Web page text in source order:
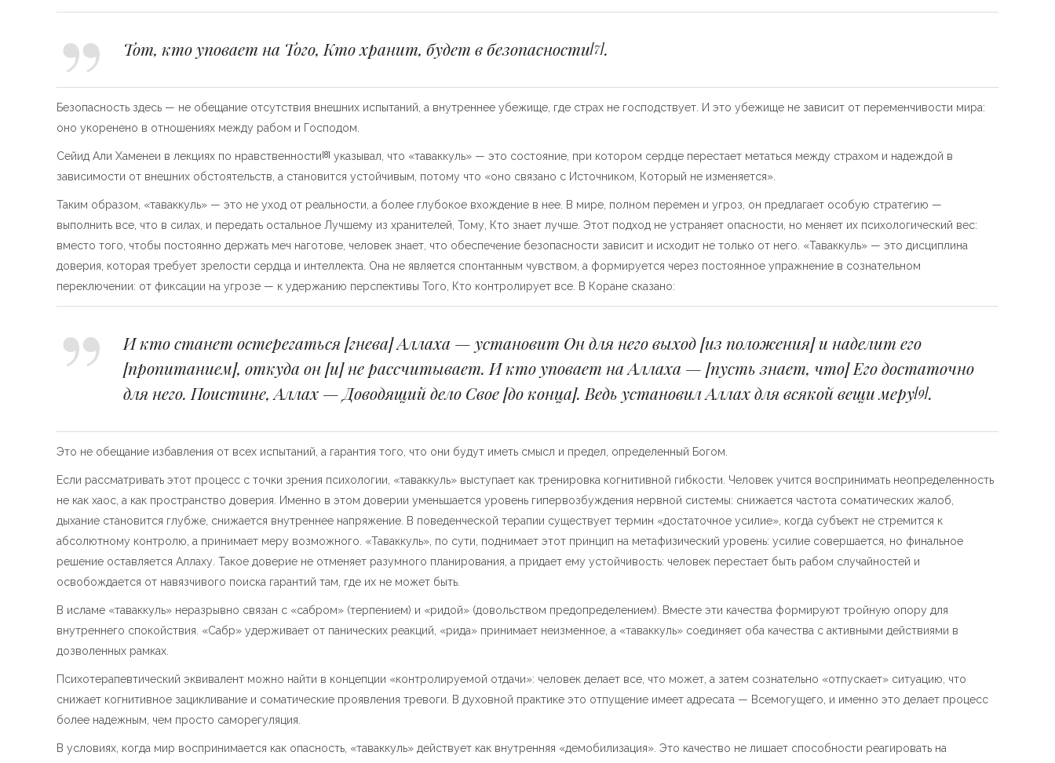
Тот, кто уповает на Того, Кто хранит, будет в безопасности[7].
Безопасность здесь — не обещание отсутствия внешних испытаний, а внутреннее убежище, где страх не господствует. И это убежище не зависит от переменчивости мира:
оно укоренено в отношениях между рабом и Господом.
Сейид Али Хаменеи в лекциях по нравственности [8] указывал, что «таваккуль» — это состояние, при котором сердце перестает метаться между страхом и надеждой в
зависимости от внешних обстоятельств, а становится устойчивым, потому что «оно связано с Источником, Который не изменяется».
Таким образом, «таваккуль» — это не уход от реальности, а более глубокое вхождение в нее. В мире, полном перемен и угроз, он предлагает особую стратегию —
выполнить все, что в силах, и передать остальное Лучшему из хранителей, Тому, Кто знает лучше. Этот подход не устраняет опасности, но меняет их психологический вес:
вместо того, чтобы постоянно держать меч наготове, человек знает, что обеспечение безопасности зависит и исходит не только от него. «Таваккуль» — это дисциплина
доверия, которая требует зрелости сердца и интеллекта. Она не является спонтанным чувством, а формируется через постоянное упражнение в сознательном
переключении: от фиксации на угрозе — к удержанию перспективы Того, Кто контролирует все. В Коране сказано:
И кто станет остерегаться [гнева] Аллаха — установит Он для него выход [из положения] и наделит его
[пропитанием], откуда он [и] не рассчитывает. И кто уповает на Аллаха — [пусть знает, что] Его достаточно
для него. Поистине, Аллах — Доводящий дело Свое [до конца]. Ведь установил Аллах для всякой вещи меру[9].
Это не обещание избавления от всех испытаний, а гарантия того, что они будут иметь смысл и предел, определенный Богом.
Если рассматривать этот процесс с точки зрения психологии, «таваккуль» выступает как тренировка когнитивной гибкости. Человек учится воспринимать неопределенность
не как хаос, а как пространство доверия. Именно в этом доверии уменьшается уровень гипервозбуждения нервной системы: снижается частота соматических жалоб,
дыхание становится глубже, снижается внутреннее напряжение. В поведенческой терапии существует термин «достаточное усилие», когда субъект не стремится к
абсолютному контролю, а принимает меру возможного. «Таваккуль», по сути, поднимает этот принцип на метафизический уровень: усилие совершается, но финальное
решение оставляется Аллаху. Такое доверие не отменяет разумного планирования, а придает ему устойчивость: человек перестает быть рабом случайностей и
освобождается от навязчивого поиска гарантий там, где их не может быть.
В исламе «таваккуль» неразрывно связан с «сабром» (терпением) и «ридой» (довольством предопределением). Вместе эти качества формируют тройную опору для
внутреннего спокойствия. «Сабр» удерживает от панических реакций, «рида» принимает неизменное, а «таваккуль» соединяет оба качества с активными действиями в
дозволенных рамках.
Психотерапевтический эквивалент можно найти в концепции «контролируемой отдачи»: человек делает все, что может, а затем сознательно «отпускает» ситуацию, что
снижает когнитивное зацикливание и соматические проявления тревоги. В духовной практике это отпущение имеет адресата — Всемогущего, и именно это делает процесс
более надежным, чем просто саморегуляция.
В условиях, когда мир воспринимается как опасность, «таваккуль» действует как внутренняя «демобилизация». Это качество не лишает способности реагировать на